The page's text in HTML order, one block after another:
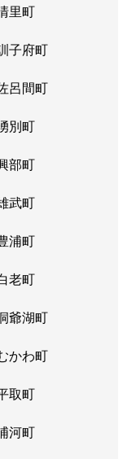
里町
子府町
呂間町
別町
部町
武町
浦町
老町
爺湖町
かわ町
取町
河町